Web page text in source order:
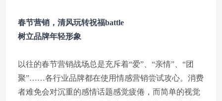
春节营销，清风玩转祝福battle
树立品牌年轻形象
以往的春节营销战场总是充斥着“爱”、“亲情”、“团
聚”……各行业品牌都在使用情感营销尝试攻心。消费
者难免会对沉重的感情话题感觉疲倦，而简单的视觉